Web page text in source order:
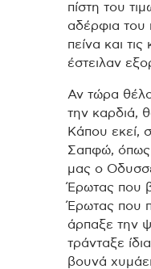
πίστη του
αδέρφια του
πείνα και
έστειλαν
Αν τώρα
την καρδιά,
Κάπου εκεί,
Σαπφώ, όπως
μας ο
Έρωτας που
Έρωτας που
άρπαξε την
τράνταξε
βουνά